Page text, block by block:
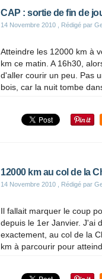
CAP : sortie de fin de
14 Novembre 2010 , Rédigé par
Atteindre les 12000 km à
km ce matin. A 16h30,
d'aller courir un peu. Pas
bois, car la nuit tombe
12000 km au col de la
14 Novembre 2010 , Rédigé par
Il fallait marquer le coup
depuis le 1er Janvier. J'ai
exactement, au col de la
km à parcourir pour